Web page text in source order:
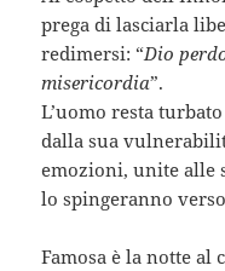
prega di lasciarla
redimersi: “Dio
misericordia”.
L’uomo resta
dalla sua
emozioni, unite alle
lo spingeranno
Famosa è la notte al